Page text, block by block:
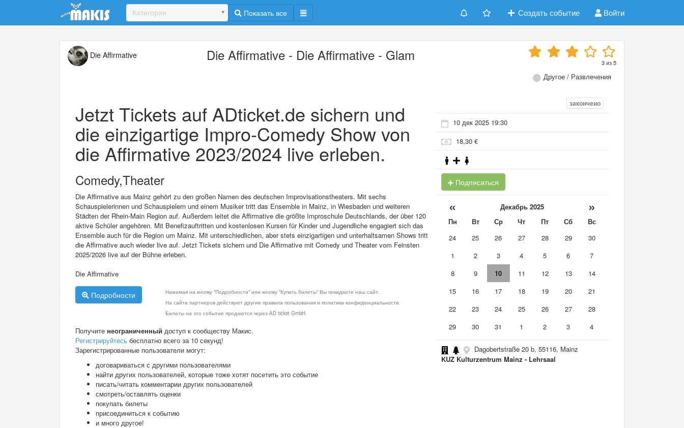
Update cookies preferences
Категория Показать все Создать событие Войти
Die Affirmative Die Affirmative - Die Affirmative - Glam 3из5
Другое / Развлечения
Jetzt Tickets auf ADticket.de sichern und
die einzigartige Impro-Comedy Show von
die Affirmative 2023/2024 live erleben.
Comedy,Theater
Die Affirmative aus Mainz gehört zu den großen Namen des deutschen Improvisationstheaters. Mit sechs
Schauspielerinnen und Schauspielern und einem Musiker tritt das Ensemble in Mainz, in Wiesbaden und weiteren
Städten der Rhein-Main Region auf. Außerdem leitet die Affirmative die größte Improschule Deutschlands, der über 120
aktive Schüler angehören. Mit Benefizauftritten und kostenlosen Kursen für Kinder und Jugendliche engagiert sich das
Ensemble auch für die Region um Mainz. Mit unterschiedlichen, aber stets einzigartigen und unterhaltsamen Shows tritt
die Affirmative auch wieder live auf. Jetzt Tickets sichern und Die Affirmative mit Comedy und Theater vom Feinsten
2025/2026 live auf der Bühne erleben.
Die Affirmative
Подробности
Нажимая на кнопку "Подробности" или кнопку "Купить билеты" Вы покидаете наш сайт.
На сайте партнеров действуют другие правила пользования и политика конфиденциальности.
Билеты на это событие продаются через AD ticket GmbH.
Получите неограниченный доступ к сообществу Макис.
Регистрируйтесь бесплатно всего за 10 секунд!
Зарегистрированные пользователи могут:
договариваться с другими пользователями
найти других пользователей, которые тоже хотят посетить это событие
писать/читать комментарии других пользователей
смотреть/оставлять оценки
покупать билеты
присоединиться к событию
и много другое!
закончено
10 дек 2025 19:30
18,30 €
Подписаться
« Декабрь 2025 »
Пн Вт Ср Чт Пт Сб
Вс
24
25 26 27 28 29
30
1
2 3 4 5 6
7
8
9 10 11 12 13
14
15
16 17 18 19 20
21
22
23 24 25 26 27
28
29
30 31 1 2 3 4
Dagobertstraße 20 b, 55116, Mainz
KUZ Kulturzentrum Mainz - Lehrsaal